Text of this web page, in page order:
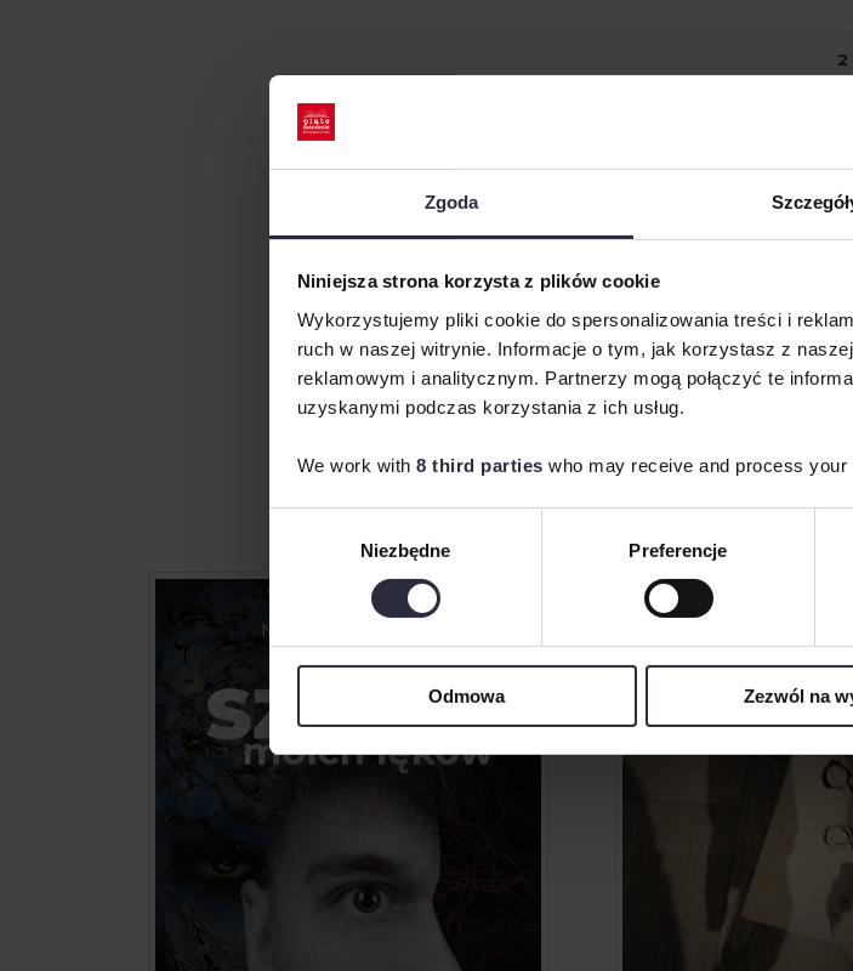
Zgoda
Niniejsza strona korzysta z plików cookie
Wykorzystujemy pliki cookie do spersonalizowania treści i
ruch w naszej witrynie. Informacje o tym, jak korzystasz z
reklamowym i analitycznym. Partnerzy mogą połączyć te
uzyskanymi podczas korzystania z ich usług.
We work with 8 third parties who may receive and process your
Niezbędne Preferencje
Odmowa Zezwól na
2
1.